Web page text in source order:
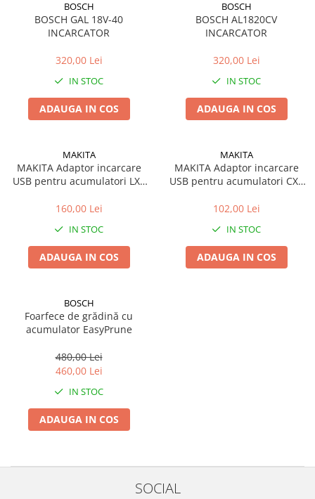
Încărcătoare
Polizoare de Banc
Polizoare Drepte
Suflante cu Aer Cald
BOSCH
BOSCH GAL 18V-40
INCARCATOR
320,00 Lei
IN STOC
ADAUGA IN COS
BOSCH
BOSCH AL1820CV
INCARCATOR
320,00 Lei
IN STOC
ADAUGA IN COS
MAKITA
MAKITA Adaptor incarcare
USB pentru acumulatori LXT
160,00 Lei
IN STOC
ADAUGA IN COS
MAKITA
MAKITA Adaptor incarcare
USB pentru acumulatori CXT
102,00 Lei
IN STOC
ADAUGA IN COS
BOSCH
Foarfece de grădină cu
acumulator EasyPrune
480,00 Lei
460,00 Lei
IN STOC
ADAUGA IN COS
SOCIAL